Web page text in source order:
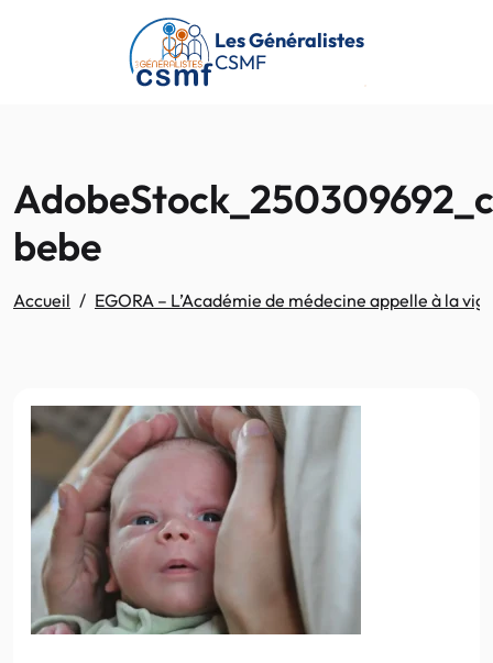
Passer au contenu principal
Les Généralistes
CSMF
bebe
Accueil EGORA – L’Académie de médecine appelle à la